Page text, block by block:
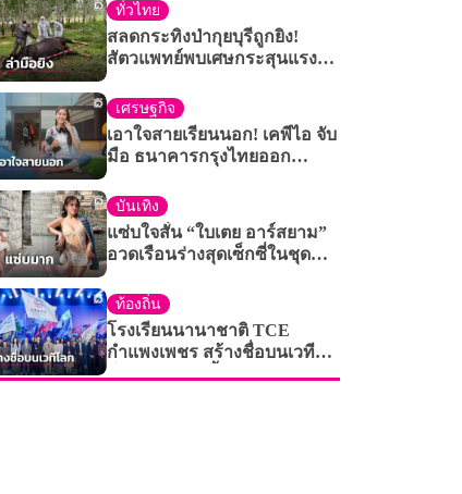
ทั่วไทย
สลดกระทิงป่ากุยบุรีถูกยิง!
สัตวแพทย์พบเศษกระสุนแรง
เศรษฐกิจ
เอาใจสายเรียนนอก! เคพีไอ จับ
มือ ธนาคารกรุงไทยออก
บันเทิง
แซ่บใจสั่น “ใบเตย อาร์สยาม”
อวดเรือนร่างสุดเซ็กซี่ในชุด
หนักมาก
ท้องถิ่น
โรงเรียนนานาชาติ TCE
กำแพงเพชร สร้างชื่อบนเวที
โลก ผู้บริหารขึ้นบรรยาย “2026